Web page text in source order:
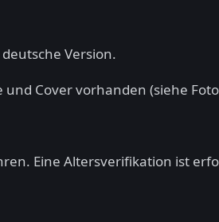
Version.
Cover vorhanden (siehe
Eine Altersverifikation ist